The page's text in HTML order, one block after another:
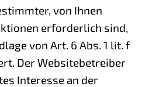
von Ihnen
erforderlich sind,
von Art. 6 Abs. 1 lit. f
Der Websitebetreiber
Interesse an der